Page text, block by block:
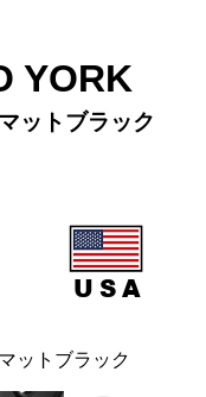
YORK
ットブラック